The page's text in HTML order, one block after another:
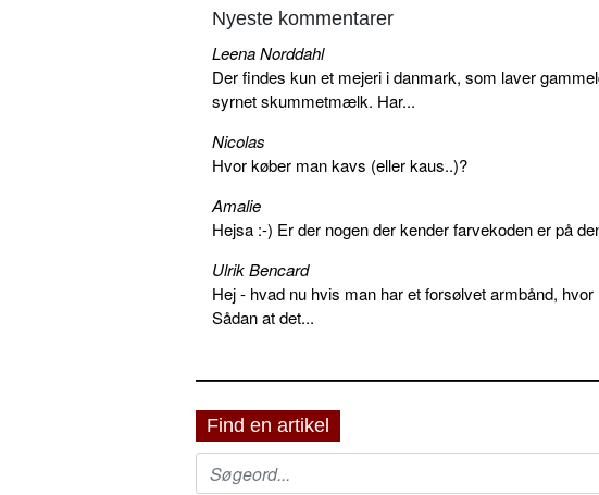
Nyeste kommentarer
Leena Norddahl
Der findes kun et mejeri i danmark, som laver
syrnet skummetmælk. Har...
Nicolas
Hvor køber man kavs (eller kaus..)?
Amalie
Hejsa :-) Er der nogen der kender farvekoden er på
Ulrik Bencard
Hej - hvad nu hvis man har et forsølvet armbånd,
Sådan at det...
Find en artikel